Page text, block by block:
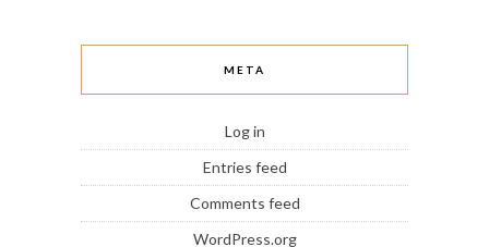
META
Log in
Entries feed
Comments feed
WordPress.org